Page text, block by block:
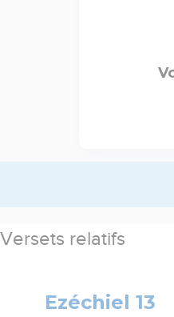
Versets relatifs
Ezéchiel 13